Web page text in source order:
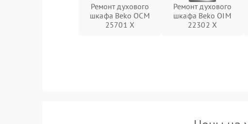
Ремонт духового
шкафа Beko OCM
25701 X
Ремонт духового
шкафа Beko OIM
22302 X